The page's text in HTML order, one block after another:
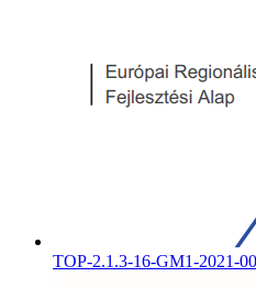
TOP-2.1.3-16-GM1-2021-